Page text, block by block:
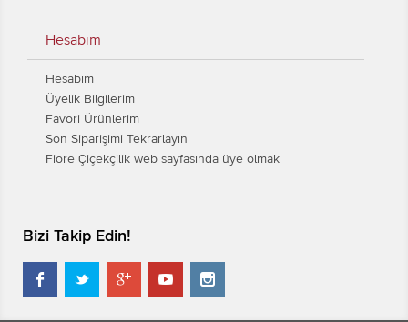
Hesabım
Hesabım
Üyelik Bilgilerim
Favori Ürünlerim
Son Siparişimi Tekrarlayın
Fiore Çiçekçilik web sayfasında üye olmak
Bizi Takip Edin!
    